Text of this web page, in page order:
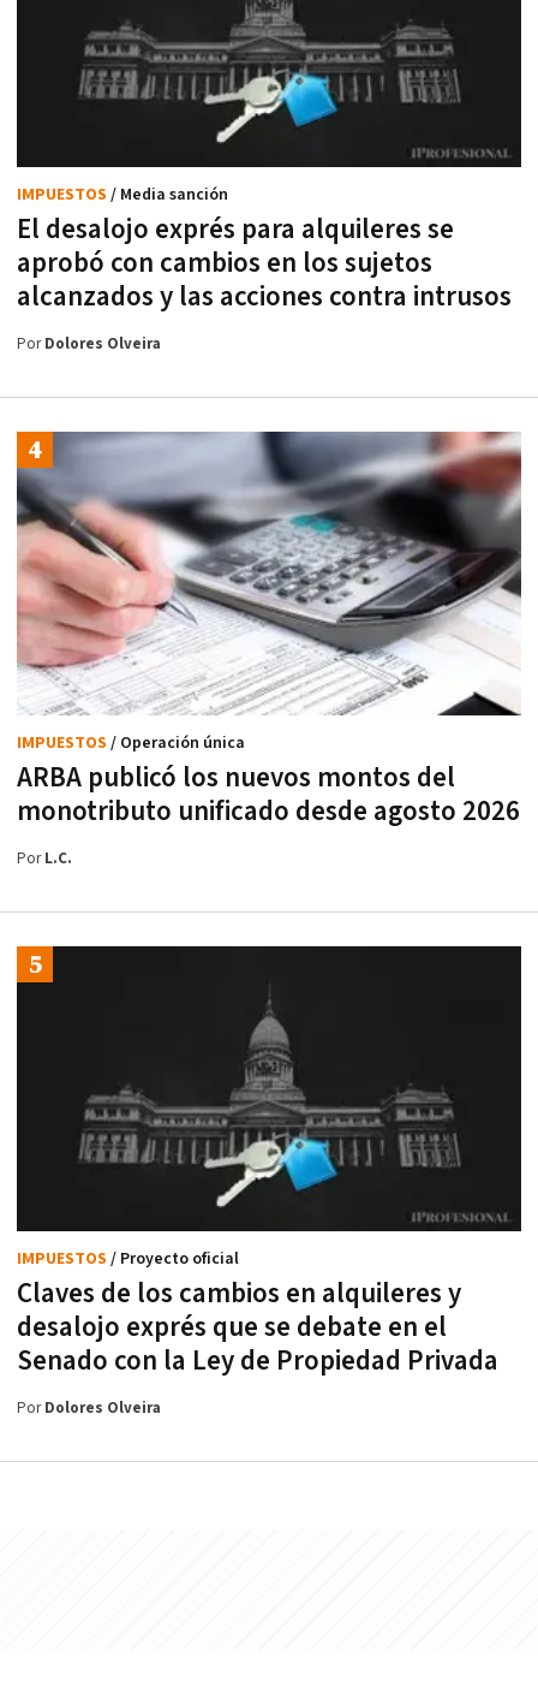
El desalojo exprés para alquileres se
aprobó con cambios en los sujetos
alcanzados y las acciones contra intrusos
IMPUESTOS / Media sanción
PorDolores Olveira
ARBA publicó los nuevos montos del
monotributo unificado desde agosto 2026
IMPUESTOS / Operación única
PorL.C.
Claves de los cambios en alquileres y
desalojo exprés que se debate en el
Senado con la Ley de Propiedad Privada
IMPUESTOS / Proyecto oficial
PorDolores Olveira